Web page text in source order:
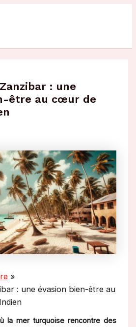
: une
être au cœur de
: une évasion bien-être au
la mer turquoise rencontre des